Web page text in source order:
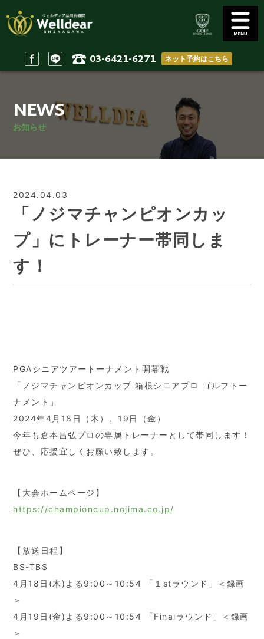
03-6421-6271 ネット予約はこちら
Staff
スタッフ
Access
アクセス
Home
ホーム
NEWS
お知らせ
2024.04.03
「ノジマチャンピオンカッ
プ」にトレーナー帯同しま
す！
PGAシニアツアートーナメント開幕戦
「ノジマチャンピオンカップ 箱根シニアプロ ゴルフトー
ナメント」
2024年4月18日（木）、19日（金）
今年も倉本昌弘プロの専属トレーナーとして帯同します！
ぜひ、応援宜しくお願い致します。
【大会ホームページ】
https://championcup.nojima.co.jp/
【放送日程】
BS-TBS
4月18日(木)よる9:00～10:54 「１stラウンド」＜録画
＞
4月19日(金)よる9:00～10:54 「Finalラウンド」＜録画
＞